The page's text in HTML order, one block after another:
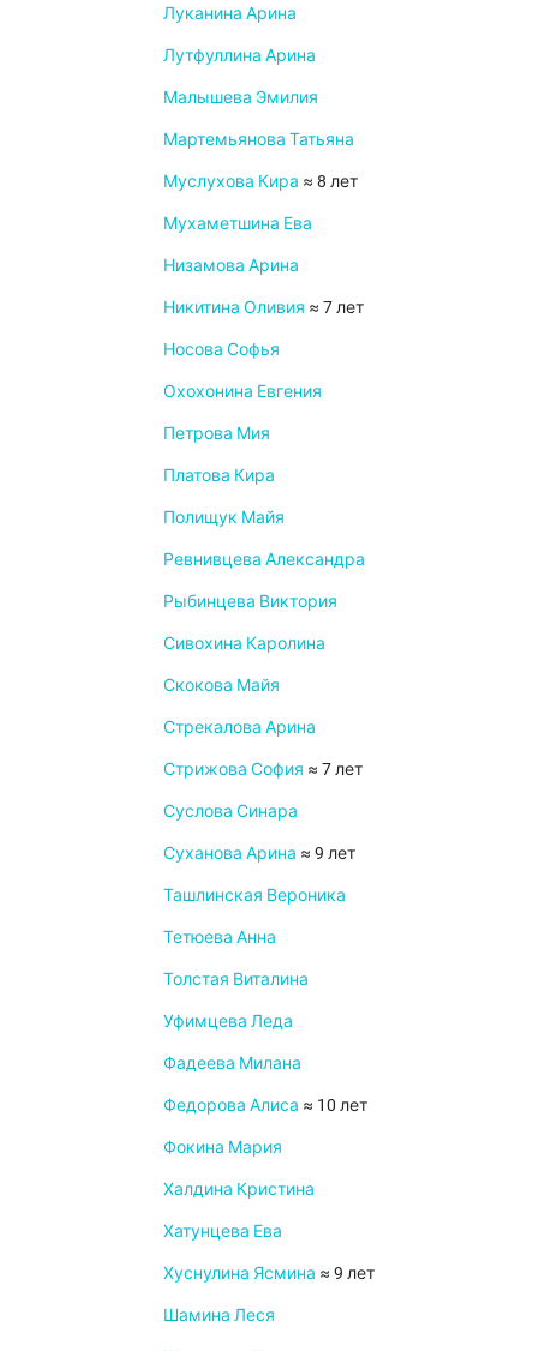
Луканина Арина
Лутфуллина Арина
Малышева Эмилия
Мартемьянова Татьяна
Муслухова Кира ≈ 8 лет
Мухаметшина Ева
Низамова Арина
Никитина Оливия ≈ 7 лет
Носова Софья
Охохонина Евгения
Петрова Мия
Платова Кира
Полищук Майя
Ревнивцева Александра
Рыбинцева Виктория
Сивохина Каролина
Скокова Майя
Стрекалова Арина
Стрижова София ≈ 7 лет
Суслова Синара
Суханова Арина ≈ 9 лет
Ташлинская Вероника
Тетюева Анна
Толстая Виталина
Уфимцева Леда
Фадеева Милана
Федорова Алиса ≈ 10 лет
Фокина Мария
Халдина Кристина
Хатунцева Ева
Хуснулина Ясмина ≈ 9 лет
Шамина Леся